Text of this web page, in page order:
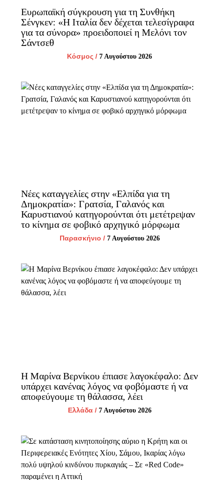
Ευρωπαϊκή σύγκρουση για τη Συνθήκη
Σένγκεν: «Η Ιταλία δεν δέχεται τελεσίγραφα
για τα σύνορα» προειδοποιεί η Μελόνι τον
Σάντσεθ
Κόσμος / 7 Αυγούστου 2026
Νέες καταγγελίες στην «Ελπίδα για τη
Δημοκρατία»: Γρατσία, Γαλανός και
Καρυστιανού κατηγορούνται ότι μετέτρεψαν
το κίνημα σε φοβικό αρχηγικό μόρφωμα
Παρασκήνιο / 7 Αυγούστου 2026
Η Μαρίνα Βερνίκου έπιασε λαγοκέφαλο: Δεν
υπάρχει κανένας λόγος να φοβόμαστε ή να
αποφεύγουμε τη θάλασσα, λέει
Ελλάδα/ 7 Αυγούστου 2026